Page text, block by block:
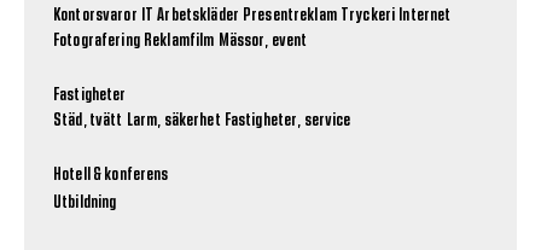
Kontorsvaror IT Arbetskläder Presentreklam Tryckeri Internet
Fotografering Reklamfilm Mässor, event
Fastigheter
Städ, tvätt Larm, säkerhet Fastigheter, service
Hotell & konferens
Utbildning